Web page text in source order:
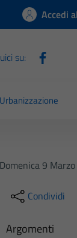
attiva: Accedi
su:
Urbanizzazione
9
Condividi
Argomenti